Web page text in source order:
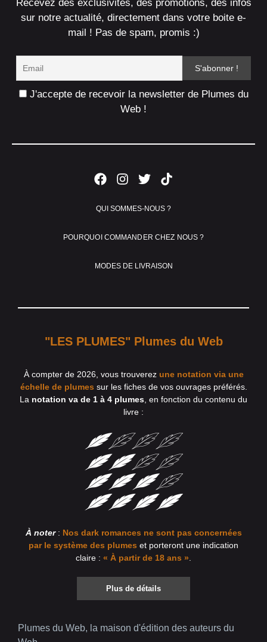
Recevez des exclusivités, des promotions, des infos
sur notre actualité, directement dans votre boite e-
mail ! Pas de spam, promis :)
J'accepte de recevoir la newsletter de Plumes du
Web !
QUI SOMMES-NOUS ?
POURQUOI COMMANDER CHEZ NOUS ?
MODES DE LIVRAISON
"LES PLUMES" Plumes du Web
À compter de 2026, vous trouverez une notation via une
échelle de plumes sur les fiches de vos ouvrages préférés.
La notation va de 1 à 4 plumes , en fonction du contenu du
livre :
À noter: Nos dark romances ne sont pas concernées
par le système des plumes et porteront une indication
claire : « À partir de 18 ans ».
Plus de détails
Plumes du Web, la maison d'édition des auteurs du